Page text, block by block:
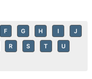
F G H I J
R S T U